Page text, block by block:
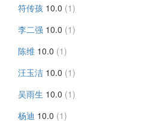
符传孩 10.0 (1)
李二强 10.0 (1)
陈维 10.0 (1)
汪玉洁 10.0 (1)
吴雨生 10.0 (1)
杨迪 10.0 (1)